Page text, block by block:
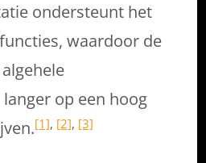
ondersteunt het
waardoor de
op een hoog
[1], [2], [3]